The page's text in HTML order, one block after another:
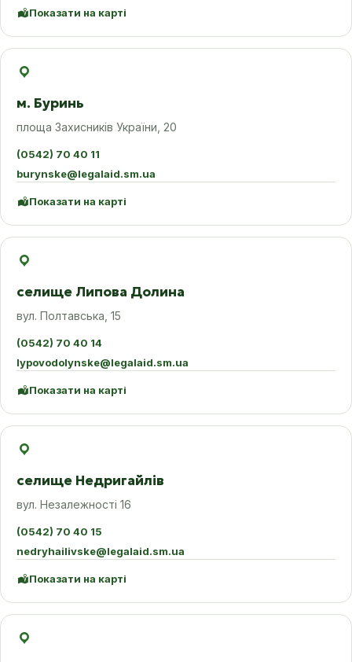
Показати на карті
м. Буринь
площа Захисників України, 20
(0542) 70 40 11
burynske@legalaid.sm.ua
Показати на карті
селище Липова Долина
вул. Полтавська, 15
(0542) 70 40 14
lypovodolynske@legalaid.sm.ua
Показати на карті
селище Недригайлів
вул. Незалежності 16
(0542) 70 40 15
nedryhailivske@legalaid.sm.ua
Показати на карті